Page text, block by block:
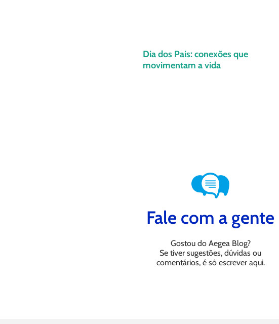
Dia dos Pais: conexões que
movimentam a vida
Fale com a gente
Gostou do Aegea Blog?
Se tiver sugestões, dúvidas ou
comentários, é só escrever aqui.